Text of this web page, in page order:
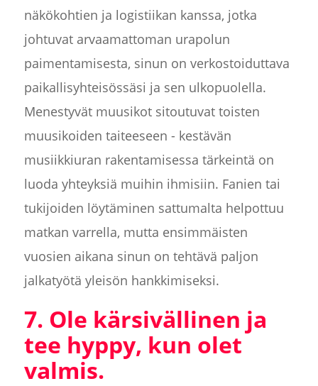
näkökohtien ja logistiikan kanssa, jotka
johtuvat arvaamattoman urapolun
paimentamisesta, sinun on verkostoiduttava
paikallisyhteisössäsi ja sen ulkopuolella.
Menestyvät muusikot sitoutuvat toisten
muusikoiden taiteeseen - kestävän
musiikkiuran rakentamisessa tärkeintä on
luoda yhteyksiä muihin ihmisiin. Fanien tai
tukijoiden löytäminen sattumalta helpottuu
matkan varrella, mutta ensimmäisten
vuosien aikana sinun on tehtävä paljon
jalkatyötä yleisön hankkimiseksi.
7. Ole kärsivällinen ja
tee hyppy, kun olet
valmis.